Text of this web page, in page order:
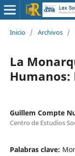
Inicio / Archivos /
La
Humanos:
Guillem Compte
Centro de Estudios
Palabras clave: